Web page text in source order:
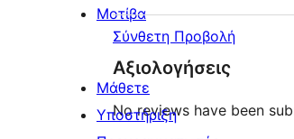
Σύνθετη Προβολή
Αξιολογήσεις
No reviews have been
Μοτίβα
Μάθετε
Υποστήριξη